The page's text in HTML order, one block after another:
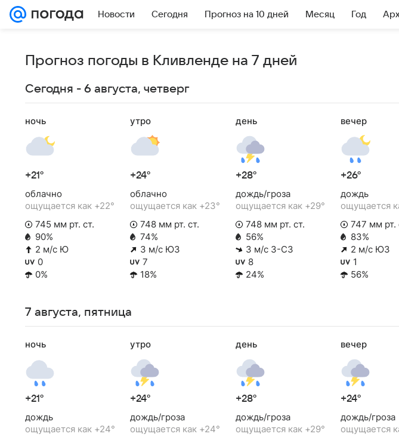
Новости Сегодня Прогноз на 10 дней Месяц Год
Прогноз погоды в Кливленде на 7 дней
Сегодня - 6 августа, четверг
ночь
+21°
облачно
ощущается как +22°
745 мм рт. ст.
90%
2 м/с Ю
0
0%
утро
+24°
облачно
ощущается как +23°
748 мм рт. ст.
74%
3 м/с ЮЗ
7
18%
день
+28°
дождь/гроза
ощущается как +29°
748 мм рт. ст.
56%
3 м/с З-СЗ
8
24%
вечер
+26°
дождь
ощущается
747 мм рт.
83%
2 м/с ЮЗ
1
56%
7 августа, пятница
ночь
+21°
дождь
ощущается как +24°
утро
+24°
дождь/гроза
ощущается как +24°
день
+28°
дождь/гроза
ощущается как +29°
вечер
+24°
дождь/гроза
ощущается